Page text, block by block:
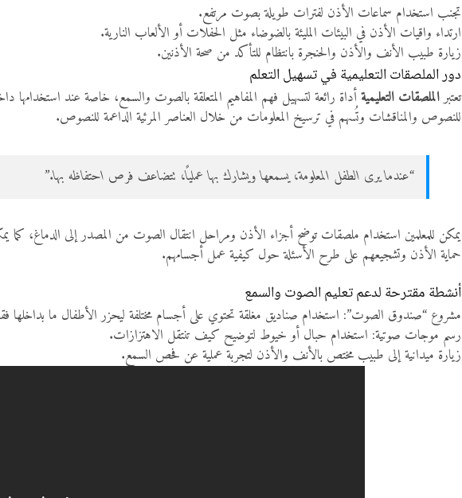
تجنب استخدام سماعات الأذن لفترات طويلة بصوت مرتفع.
ارتداء واقيات الأذن في البيئات المليئة بالضوضاء مثل الحفلات أو الألعاب النارية.
زيارة طبيب الأنف والأذن والحنجرة بانتظام للتأكد من صحة الأذنين.
دور الملصقات التعليمية في تسهيل التعلم
تعتبرالملصقات التعليميةأداة رائعة لتسهيل فهم المفاهيم المتعلقة بالصوت والسمع، خاصة عند
للنصوص والمناقشات وتُسهم في ترسيخ المعلومات من خلال العناصر المرئية الداعمة للنصوص.
“عندما يرى الطفل المعلومة، يسمعها ويشارك بها عمليًا، تتضاعف فرص احتفاظه بها.”
يمكن للمعلمين استخدام ملصقات توضح أجزاء الأذن ومراحل انتقال الصوت من المصدر إلى الدماغ، كما
حماية الأذن وتشجيعهم على طرح الأسئلة حول كيفية عمل أجسامهم.
أنشطة مقترحة لدعم تعليم الصوت والسمع
مشروع “صندوق الصوت”: استخدام صناديق مغلقة تحتوي على أجسام مختلفة ليحزر الأطفال ما
رسم موجات صوتية: استخدام حبال أو خيوط لتوضيح كيف تنتقل الاهتزازات.
زيارة ميدانية إلى طبيب مختص بالأنف والأذن لتجربة عملية عن فحص السمع.